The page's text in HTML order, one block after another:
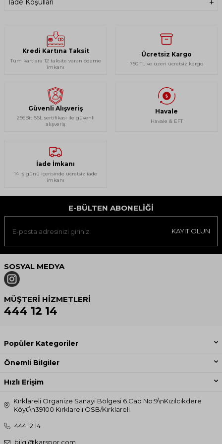
Kuru temizleme yapılmamalıdır.
Tamburlu kurutma yapmayınız.
İade Koşulları
Kredi Kartına Taksit
Tüm kartlara 12 taksite varan ödeme
imkanı
Ücretsiz Kargo
750 TL ve üzeri ücretsiz kargo
Güvenli Alışveriş
256Bit SSL sertifikası ile güvenli
alışveriş
Havale
Havale & EFT
İade İmkanı
14 iş günü içerisinde ücretsiz iade
imkanı
E-BÜLTEN ABONELIĞI
KAYIT OLUN
SOSYAL MEDYA
MÜŞTERI HIZMETLERI
444 12 14
Popüler Kategoriler
Önemli Bilgiler
Hızlı Erişim
Kırklareli Organize Sanayi Bölgesi 6.Cad No:9\nKızılcıkdere
Köyü\n39100 Kırklareli OSB/Kırklareli
444 12 14
bilgi@karspor.com